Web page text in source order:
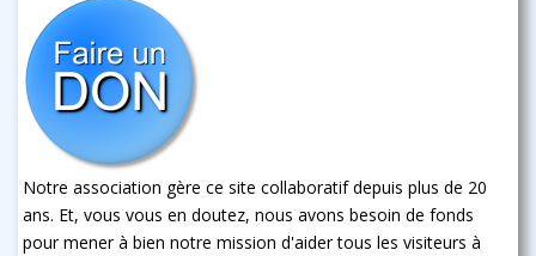
Notre association gère ce site collaboratif depuis plus de 20
ans. Et, vous vous en doutez, nous avons besoin de fonds
pour mener à bien notre mission d'aider tous les visiteurs à